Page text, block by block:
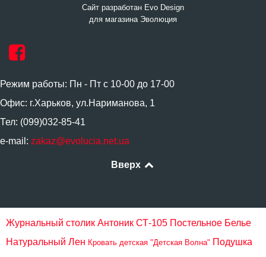
Сайт разработан Evo Design
для магазина Эволюция
Режим работы: Пн - Пт с 10-00 до 17-00
Офис: г.Харьков, ул.Нариманова, 1
Тел: (099)032-85-41
e-mail: zakaz@evolucia.net.ua
Вверх
Журнальный столик Антоник СТ-105 Постельное Белье
Натуральный Лен Кровать детская "Детская Волна" Подушка